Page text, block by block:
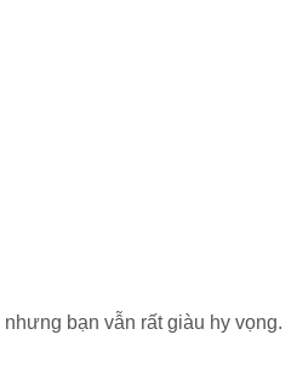
bạn vẫn rất giàu hy vọng.